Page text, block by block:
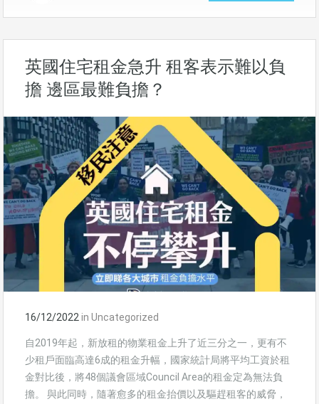
英國住宅租金急升 租客表示難以負
擔 邊區最難負擔？
16/12/2022in Uncategorized
自2019年起，新放租的物業租金上升了近三分之一，更有不
少租戶面臨高達6成的租金升幅，國家統計局將平均工資於租
金對比後，將48個議會區域Council Area的租金定為無法負
擔。 與此同時，隨著愈多的租金抬價以及驅趕租客的威脅，